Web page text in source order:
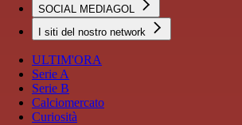
SOCIAL MEDIAGOL
I siti del nostro network
ULTIM'ORA
Serie A
Serie B
Calciomercato
Curiosità